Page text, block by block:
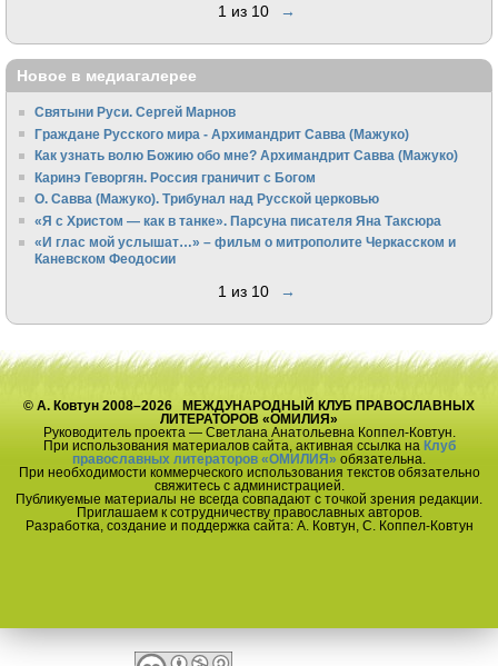
1 из 10 →
Новое в медиагалерее
Святыни Руси. Сергей Марнов
Граждане Русского мира - Архимандрит Савва (Мажуко)
Как узнать волю Божию обо мне? Архимандрит Савва (Мажуко)
Каринэ Геворгян. Россия граничит с Богом
О. Савва (Мажуко). Трибунал над Русской церковью
«Я с Христом — как в танке». Парсуна писателя Яна Таксюра
«И глас мой услышат…» – фильм о митрополите Черкасском и
Каневском Феодосии
1 из 10 →
© А. Ковтун 2008–2026 МЕЖДУНАРОДНЫЙ КЛУБ ПРАВОСЛАВНЫХ
ЛИТЕРАТОРОВ «ОМИЛИЯ»
Руководитель проекта — Светлана Анатольевна Коппел-Ковтун.
При использования материалов сайта, активная ссылка на Клуб
православных литераторов «ОМИЛИЯ» обязательна.
При необходимости коммерческого использования текстов обязательно
свяжитесь с администрацией.
Публикуемые материалы не всегда совпадают с точкой зрения редакции.
Приглашаем к сотрудничеству православных авторов.
Разработка, создание и поддержка сайта: А. Ковтун, С. Коппел-Ковтун